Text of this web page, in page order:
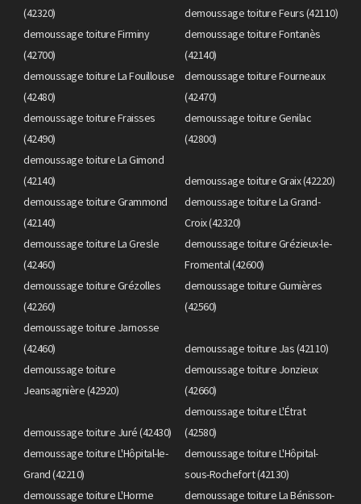
(42320)
demoussage toiture Feurs (42110)
demoussage toiture Firminy
(42700)
demoussage toiture Fontanès
(42140)
demoussage toiture La Fouillouse
(42480)
demoussage toiture Fourneaux
(42470)
demoussage toiture Fraisses
(42490)
demoussage toiture Genilac
(42800)
demoussage toiture La Gimond
(42140)
demoussage toiture Graix (42220)
demoussage toiture Grammond
(42140)
demoussage toiture La Grand-
Croix (42320)
demoussage toiture La Gresle
(42460)
demoussage toiture Grézieux-le-
Fromental (42600)
demoussage toiture Grézolles
(42260)
demoussage toiture Gumières
(42560)
demoussage toiture Jarnosse
(42460)
demoussage toiture Jas (42110)
demoussage toiture
Jeansagnière (42920)
demoussage toiture Jonzieux
(42660)
demoussage toiture Juré (42430)
demoussage toiture L'Étrat
(42580)
demoussage toiture L'Hôpital-le-
Grand (42210)
demoussage toiture L'Hôpital-
sous-Rochefort (42130)
demoussage toiture L'Horme
demoussage toiture La Bénisson-